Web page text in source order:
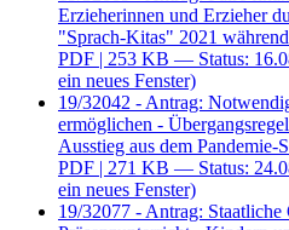
Erzieherinnen und Erzieher
"Sprach-Kitas" 2021
PDF | 253 KB — Status:
ein neues Fenster)
19/32042 - Antrag:
ermöglichen -
Ausstieg aus dem Pandemie-
PDF | 271 KB — Status:
ein neues Fenster)
19/32077 - Antrag: Staatliche